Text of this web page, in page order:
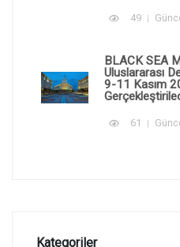
49
BLACK SEA
Uluslararası
9-11 Kasım
61
Kategoriler